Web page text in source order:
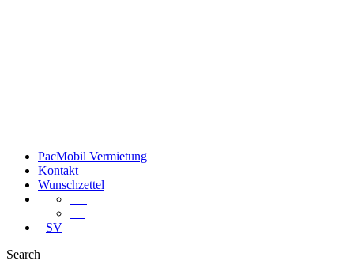
PacMobil Vermietung
Kontakt
Wunschzettel
SV
Search